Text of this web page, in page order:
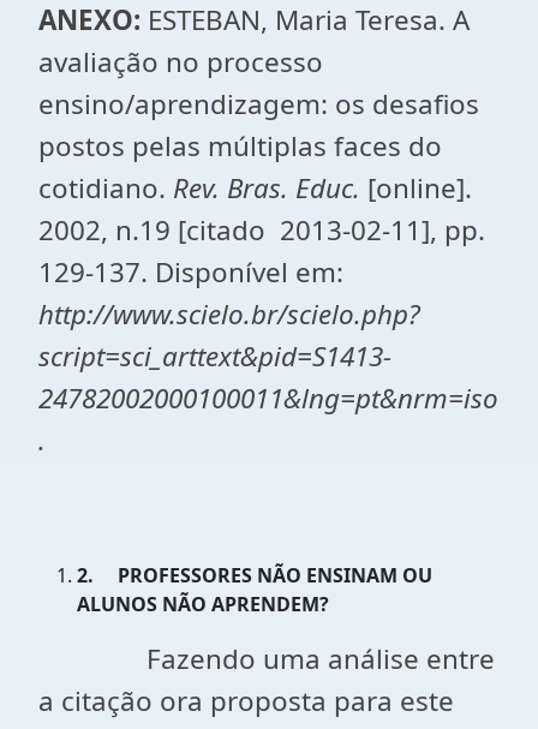
ANEXO: ESTEBAN, Maria Teresa. A
avaliação no processo
ensino/aprendizagem: os desafios
postos pelas múltiplas faces do
cotidiano. Rev. Bras. Educ. [online].
2002, n.19 [citado 2013-02-11], pp.
129-137. Disponível em:
http://www.scielo.br/scielo.php?
script=sci_arttext&pid=S1413-
24782002000100011&lng=pt&nrm=iso
.
2. PROFESSORES NÃO ENSINAM OU
ALUNOS NÃO APRENDEM?
Fazendo uma análise entre
a citação ora proposta para este